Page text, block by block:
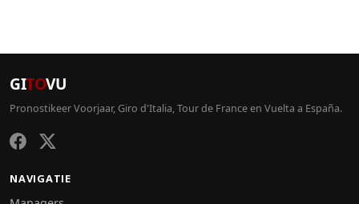
GITOVU
Pronostikeer Voorjaar, Giro d'Italia, Tour de France en Vuelta a España.
NAVIGATIE